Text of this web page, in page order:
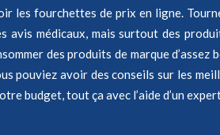
les fourchettes de prix en ligne.
médicaux, mais surtout des
des produits de marque d’assez
pouviez avoir des conseils sur les
budget, tout ça avec l’aide d’un